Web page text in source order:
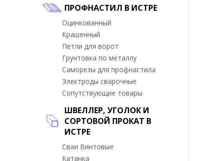
ПРОФНАСТИЛ В ИСТРЕ
Оцинкованный
Крашенный
Петли для ворот
Грунтовка по металлу
Саморезы для профнастила
Электроды сварочные
Сопутствующие товары
ШВЕЛЛЕР, УГОЛОК И
СОРТОВОЙ ПРОКАТ В
ИСТРЕ
Сваи Винтовые
Катанка